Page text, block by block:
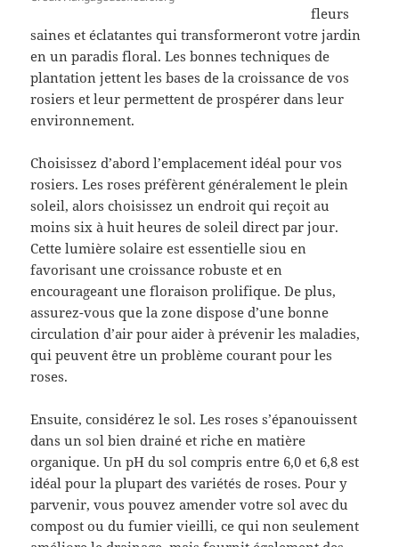
fleurs
saines et éclatantes qui transformeront votre jardin
en un paradis floral. Les bonnes techniques de
plantation jettent les bases de la croissance de vos
rosiers et leur permettent de prospérer dans leur
environnement.
Choisissez d’abord l’emplacement idéal pour vos
rosiers. Les roses préfèrent généralement le plein
soleil, alors choisissez un endroit qui reçoit au
moins six à huit heures de soleil direct par jour.
Cette lumière solaire est essentielle siou en
favorisant une croissance robuste et en
encourageant une floraison prolifique. De plus,
assurez-vous que la zone dispose d’une bonne
circulation d’air pour aider à prévenir les maladies,
qui peuvent être un problème courant pour les
roses.
Ensuite, considérez le sol. Les roses s’épanouissent
dans un sol bien drainé et riche en matière
organique. Un pH du sol compris entre 6,0 et 6,8 est
idéal pour la plupart des variétés de roses. Pour y
parvenir, vous pouvez amender votre sol avec du
compost ou du fumier vieilli, ce qui non seulement